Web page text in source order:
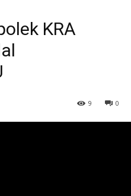
KRA
0
9